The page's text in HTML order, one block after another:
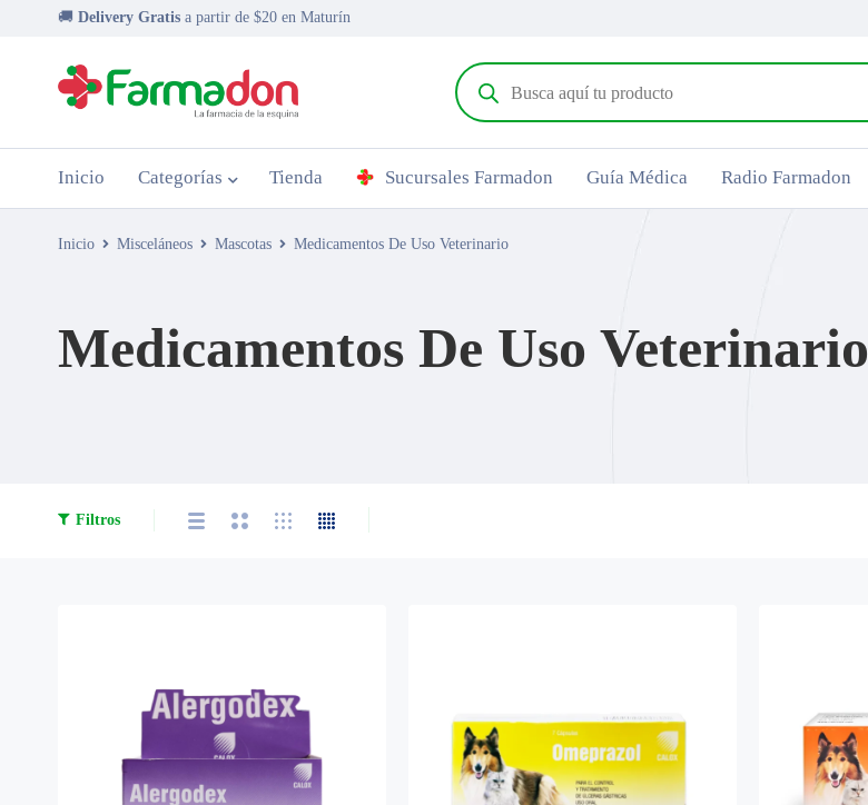
🚚 Delivery Gratis a partir de $20 en Maturín
Inicio Categorías Tienda Sucursales Farmadon Guía Médica Radio Farmadon
Inicio Misceláneos Mascotas Medicamentos De Uso Veterinario
Medicamentos De Uso Veterinario
Filtros